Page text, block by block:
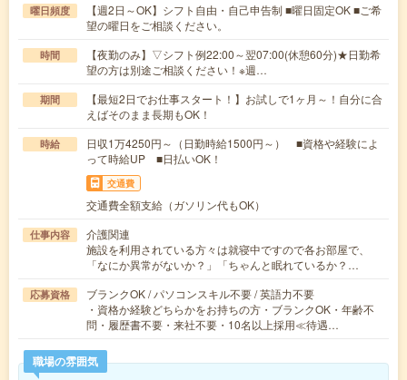
曜日頻度
【週2日～OK】シフト自由・自己申告制 ■曜日固定OK ■ご希
望の曜日をご相談ください。
時間
【夜勤のみ】▽シフト例22:00～翌07:00(休憩60分)★日勤希
望の方は別途ご相談ください！※週…
期間
【最短2日でお仕事スタート！】お試しで1ヶ月～！自分に合
えばそのまま長期もOK！
時給
日収1万4250円～（日勤時給1500円～） ■資格や経験によ
って時給UP ■日払いOK！
交通費
交通費全額支給（ガソリン代もOK）
仕事内容
介護関連
施設を利用されている方々は就寝中ですので各お部屋で、
「なにか異常がないか？」「ちゃんと眠れているか？…
応募資格
ブランクOK / パソコンスキル不要 / 英語力不要
・資格か経験どちらかをお持ちの方・ブランクOK・年齢不
問・履歴書不要・来社不要・10名以上採用≪待遇…
職場の雰囲気